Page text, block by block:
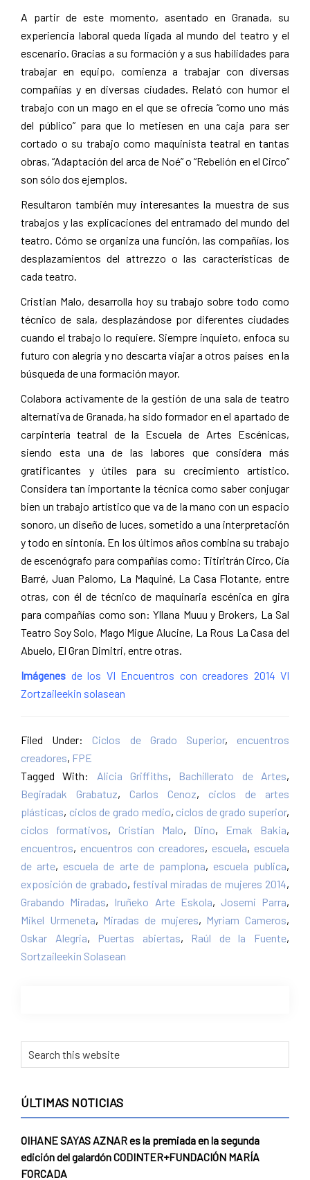
A partir de este momento, asentado en Granada, su
experiencia laboral queda ligada al mundo del teatro y el
escenario. Gracias a su formación y a sus habilidades para
trabajar en equipo, comienza a trabajar con diversas
compañías y en diversas ciudades. Relató con humor el
trabajo con un mago en el que se ofrecía “como uno más
del público” para que lo metiesen en una caja para ser
cortado o su trabajo como maquinista teatral en tantas
obras, “Adaptación del arca de Noé” o “Rebelión en el Circo”
son sólo dos ejemplos.
Resultaron también muy interesantes la muestra de sus
trabajos y las explicaciones del entramado del mundo del
teatro. Cómo se organiza una función, las compañías, los
desplazamientos del attrezzo o las características de
cada teatro.
Cristian Malo, desarrolla hoy su trabajo sobre todo como
técnico de sala, desplazándose por diferentes ciudades
cuando el trabajo lo requiere. Siempre inquieto, enfoca su
futuro con alegría y no descarta viajar a otros países en la
búsqueda de una formación mayor.
Colabora activamente de la gestión de una sala de teatro
alternativa de Granada, ha sido formador en el apartado de
carpintería teatral de la Escuela de Artes Escénicas,
siendo esta una de las labores que considera más
gratificantes y útiles para su crecimiento artístico.
Considera tan importante la técnica como saber conjugar
bien un trabajo artístico que va de la mano con un espacio
sonoro, un diseño de luces, sometido a una interpretación
y todo en sintonía. En los últimos años combina su trabajo
de escenógrafo para compañías como: Titiritrán Circo, Cía
Barré, Juan Palomo, La Maquiné, La Casa Flotante, entre
otras, con él de técnico de maquinaria escénica en gira
para compañías como son: Yllana Muuu y Brokers, La Sal
Teatro Soy Solo, Mago Migue Alucine, La Rous La Casa del
Abuelo, El Gran Dimitri, entre otras.
Imágenes de los VI Encuentros con creadores 2014 VI
Zortzaileekin solasean
Filed Under: Ciclos de Grado Superior, encuentros
creadores, FPE
Tagged With: Alicia Griffiths, Bachillerato de Artes,
Begiradak Grabatuz, Carlos Cenoz, ciclos de artes
plásticas, ciclos de grado medio, ciclos de grado superior,
ciclos formativos, Cristian Malo, Dino, Emak Bakia,
encuentros, encuentros con creadores, escuela, escuela
de arte, escuela de arte de pamplona, escuela publica,
exposición de grabado, festival miradas de mujeres 2014,
Grabando Miradas, Iruñeko Arte Eskola, Josemi Parra,
Mikel Urmeneta, Miradas de mujeres, Myriam Cameros,
Oskar Alegria, Puertas abiertas, Raúl de la Fuente,
Sortzaileekin Solasean
Primary
Sidebar
Search
this
ÚLTIMAS NOTICIAS
OIHANE SAYAS AZNAR es la premiada en la segunda
edición del galardón CODINTER+FUNDACIÓN MARÍA
FORCADA